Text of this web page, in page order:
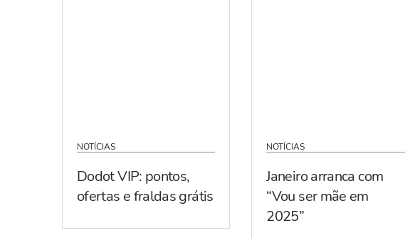
NOTÍCIAS
Dodot VIP: pontos,
ofertas e fraldas grátis
NOTÍCIAS
Janeiro arranca com
“Vou ser mãe em
2025”